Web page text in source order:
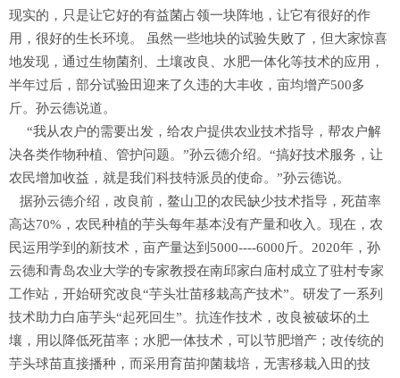
现实的，只是让它好的有益菌占领一块阵地，让它有很好的作
用，很好的生长环境。 虽然一些地块的试验失败了，但大家惊喜
地发现，通过生物菌剂、土壤改良、水肥一体化等技术的应用，
半年过后，部分试验田迎来了久违的大丰收，亩均增产500多
斤。孙云德说道。
“我从农户的需要出发，给农户提供农业技术指导，帮农户解
决各类作物种植、管护问题。”孙云德介绍。“搞好技术服务，让
农民增加收益，就是我们科技特派员的使命。”孙云德说。
据孙云德介绍，改良前，鳌山卫的农民缺少技术指导，死苗率
高达70%，农民种植的芋头每年基本没有产量和收入。现在，农
民运用学到的新技术，亩产量达到5000----6000斤。2020年，孙
云德和青岛农业大学的专家教授在南邱家白庙村成立了驻村专家
工作站，开始研究改良“芋头壮苗移栽高产技术”。研发了一系列
技术助力白庙芋头“起死回生”。抗连作技术，改良被破坏的土
壤，用以降低死苗率；水肥一体技术，可以节肥增产；改传统的
芋头球苗直接播种，而采用育苗抑菌栽培，无害移栽入田的技